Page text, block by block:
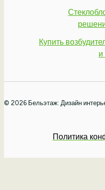
Купить
и
© 2026 Бельэтаж: Дизайн
Политика